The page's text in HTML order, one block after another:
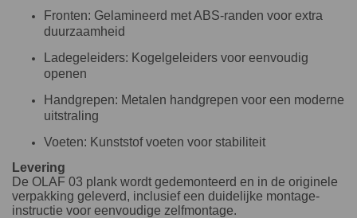
Fronten: Gelamineerd met ABS-randen voor extra
duurzaamheid
Ladegeleiders: Kogelgeleiders voor eenvoudig
openen
Handgrepen: Metalen handgrepen voor een moderne
uitstraling
Voeten: Kunststof voeten voor stabiliteit
Levering
De OLAF 03 plank wordt gedemonteerd en in de originele
verpakking geleverd, inclusief een duidelijke montage-
instructie voor eenvoudige zelfmontage.